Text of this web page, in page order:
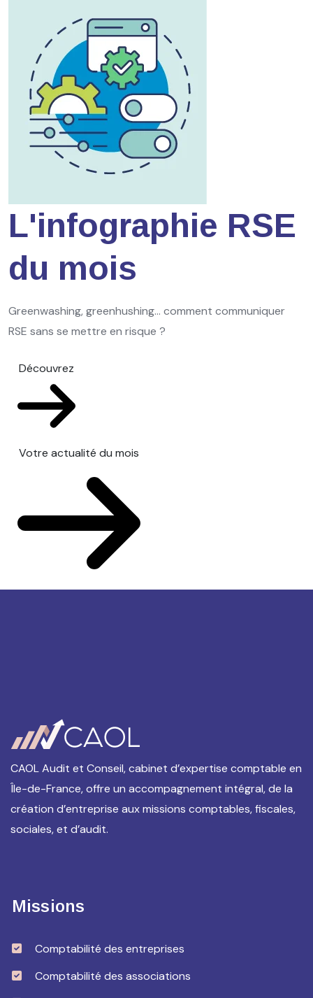
L'infographie RSE
du mois
Greenwashing, greenhushing… comment communiquer
RSE sans se mettre en risque ?
Découvrez
Votre actualité du mois
CAOL Audit et Conseil, cabinet d’expertise comptable en
Île-de-France, offre un accompagnement intégral, de la
création d’entreprise aux missions comptables, fiscales,
sociales, et d’audit.
Missions
Comptabilité des entreprises
Comptabilité des associations